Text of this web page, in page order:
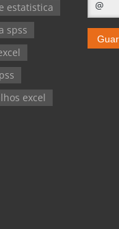
estatistica
spss
excel